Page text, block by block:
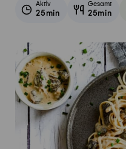
Aktiv
25min
Gesamt
25min